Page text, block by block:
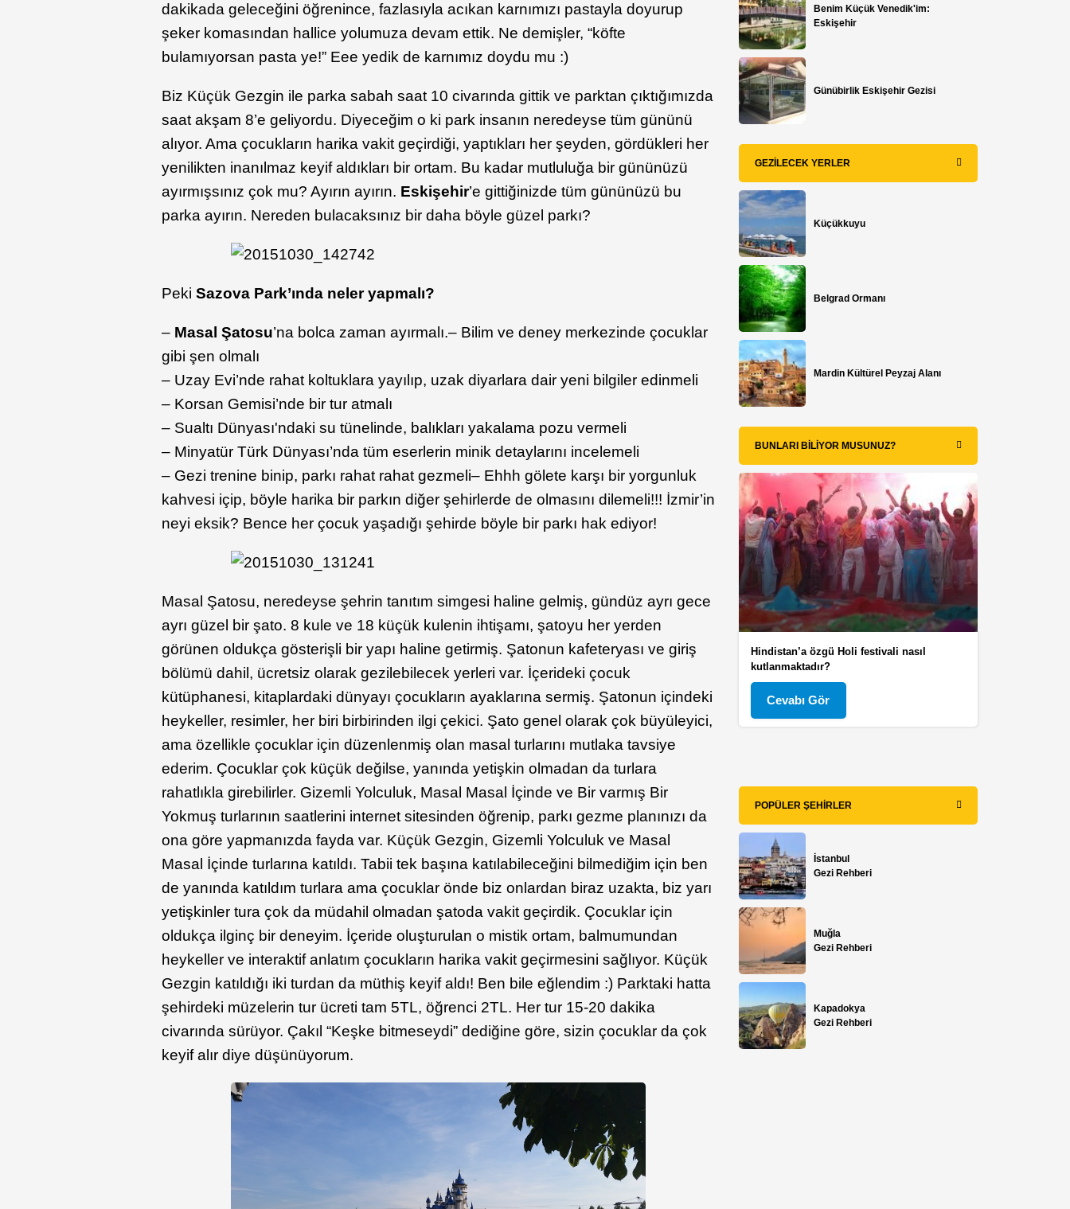
dakikada geleceğini öğrenince, fazlasıyla acıkan karnımızı pastayla doyurup
şeker komasından hallice yolumuza devam ettik. Ne demişler, “köfte
bulamıyorsan pasta ye!” Eee yedik de karnımız doydu mu :)
Biz Küçük Gezgin ile parka sabah saat 10 civarında gittik ve parktan çıktığımızda
saat akşam 8’e geliyordu. Diyeceğim o ki park insanın neredeyse tüm gününü
alıyor. Ama çocukların harika vakit geçirdiği, yaptıkları her şeyden, gördükleri her
yenilikten inanılmaz keyif aldıkları bir ortam. Bu kadar mutluluğa bir gününüzü
ayırmışsınız çok mu? Ayırın ayırın. Eskişehir’e gittiğinizde tüm gününüzü bu
parka ayırın. Nereden bulacaksınız bir daha böyle güzel parkı?
PekiSazova Park’ında neler yapmalı?
– Masal Şatosu’na bolca zaman ayırmalı.– Bilim ve deney merkezinde çocuklar
gibi şen olmalı
– Uzay Evi’nde rahat koltuklara yayılıp, uzak diyarlara dair yeni bilgiler edinmeli
– Korsan Gemisi’nde bir tur atmalı
– Sualtı Dünyası'ndaki su tünelinde, balıkları yakalama pozu vermeli
– Minyatür Türk Dünyası’nda tüm eserlerin minik detaylarını incelemeli
– Gezi trenine binip, parkı rahat rahat gezmeli– Ehhh gölete karşı bir yorgunluk
kahvesi içip, böyle harika bir parkın diğer şehirlerde de olmasını dilemeli!!! İzmir’in
neyi eksik? Bence her çocuk yaşadığı şehirde böyle bir parkı hak ediyor!
Masal Şatosu, neredeyse şehrin tanıtım simgesi haline gelmiş, gündüz ayrı gece
ayrı güzel bir şato. 8 kule ve 18 küçük kulenin ihtişamı, şatoyu her yerden
görünen oldukça gösterişli bir yapı haline getirmiş. Şatonun kafeteryası ve giriş
bölümü dahil, ücretsiz olarak gezilebilecek yerleri var. İçerideki çocuk
kütüphanesi, kitaplardaki dünyayı çocukların ayaklarına sermiş. Şatonun içindeki
heykeller, resimler, her biri birbirinden ilgi çekici. Şato genel olarak çok büyüleyici,
ama özellikle çocuklar için düzenlenmiş olan masal turlarını mutlaka tavsiye
ederim. Çocuklar çok küçük değilse, yanında yetişkin olmadan da turlara
rahatlıkla girebilirler. Gizemli Yolculuk, Masal Masal İçinde ve Bir varmış Bir
Yokmuş turlarının saatlerini internet sitesinden öğrenip, parkı gezme planınızı da
ona göre yapmanızda fayda var. Küçük Gezgin, Gizemli Yolculuk ve Masal
Masal İçinde turlarına katıldı. Tabii tek başına katılabileceğini bilmediğim için ben
de yanında katıldım turlara ama çocuklar önde biz onlardan biraz uzakta, biz yarı
yetişkinler tura çok da müdahil olmadan şatoda vakit geçirdik. Çocuklar için
oldukça ilginç bir deneyim. İçeride oluşturulan o mistik ortam, balmumundan
heykeller ve interaktif anlatım çocukların harika vakit geçirmesini sağlıyor. Küçük
Gezgin katıldığı iki turdan da müthiş keyif aldı! Ben bile eğlendim :) Parktaki hatta
şehirdeki müzelerin tur ücreti tam 5TL, öğrenci 2TL. Her tur 15-20 dakika
civarında sürüyor. Çakıl “Keşke bitmeseydi” dediğine göre, sizin çocuklar da çok
keyif alır diye düşünüyorum.
Benim Küçük Venedik'im:
Eskişehir
Günübirlik Eskişehir Gezisi
GEZILECEK YERLER
Küçükkuyu
Belgrad Ormanı
Mardin Kültürel Peyzaj Alanı
BUNLARI BILIYOR MUSUNUZ?
Hindistan’a özgü Holi festivali nasıl
kutlanmaktadır?
Cevabı Gör
POPÜLER ŞEHIRLER
İstanbul
Gezi Rehberi
Muğla
Gezi Rehberi
Kapadokya
Gezi Rehberi